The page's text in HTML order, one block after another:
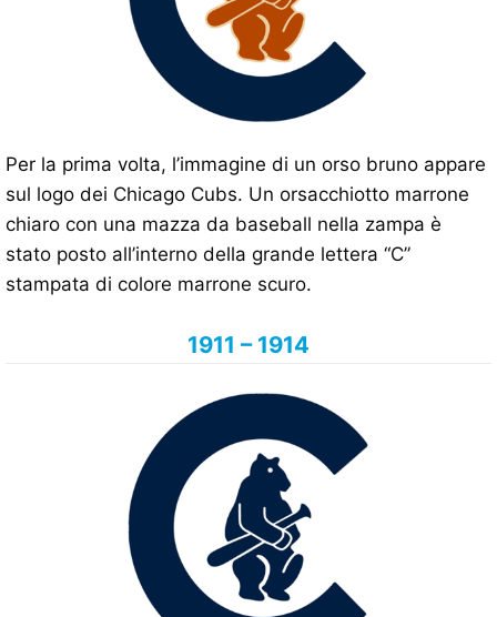
Per la prima volta, l’immagine di un orso bruno appare
sul logo dei Chicago Cubs. Un orsacchiotto marrone
chiaro con una mazza da baseball nella zampa è
stato posto all’interno della grande lettera “C”
stampata di colore marrone scuro.
1911 – 1914